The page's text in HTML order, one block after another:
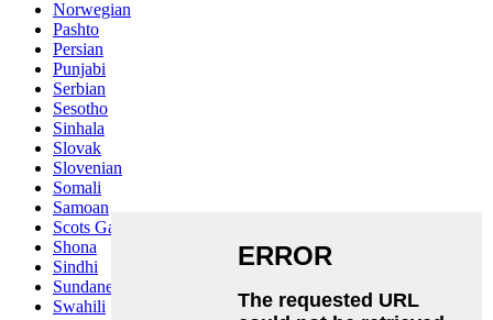
Norwegian
Pashto
Persian
Punjabi
Serbian
Sesotho
Sinhala
Slovak
Slovenian
Somali
Samoan
Scots Gaelic
Shona
Sindhi
Sundanese
Swahili